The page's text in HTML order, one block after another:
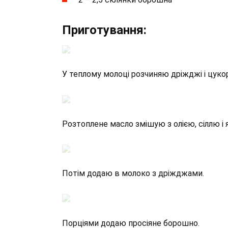
Приготування:
У теплому молоці розчиняю дріжджі і
Розтоплене масло змішую з олією, сіллю і
Потім додаю в молоко з дріжджами.
Порціями додаю просіяне борошно.